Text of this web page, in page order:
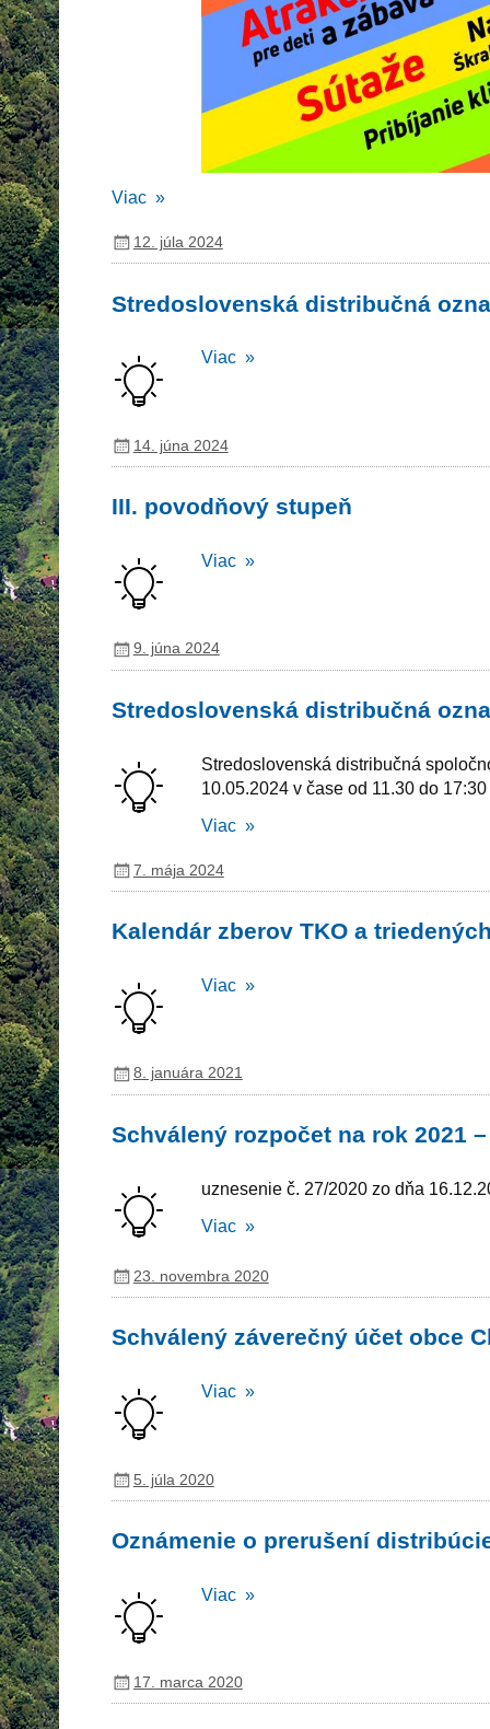
Viac »
12. júla 2024
Stredoslovenská distribučná
Viac »
14. júna 2024
III. povodňový stupeň
Viac »
9. júna 2024
Stredoslovenská distribučná
Stredoslovenská distribučná
10.05.2024 v čase od 11.30 do
Viac »
7. mája 2024
Kalendár zberov TKO a
Viac »
8. januára 2021
Schválený rozpočet na rok 2021 –
uznesenie č. 27/2020 zo dňa
Viac »
23. novembra 2020
Schválený záverečný účet obce
Viac »
5. júla 2020
Oznámenie o prerušení
Viac »
17. marca 2020